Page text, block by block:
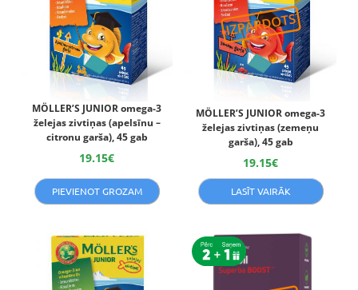
MÖLLER’S JUNIOR omega-3
želejas zivtiņas (apelsīnu –
citronu garša), 45 gab
19.15€
PIEVIENOT GROZAM
MÖLLER’S JUNIOR omega-3
želejas zivtiņas (zemeņu
garša), 45 gab
19.15€
LASĪT VAIRĀK